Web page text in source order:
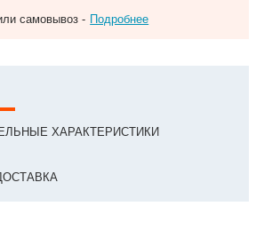
самовывоз - Подробнее
ХАРАКТЕРИСТИКИ